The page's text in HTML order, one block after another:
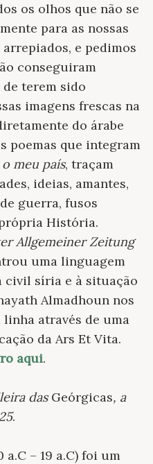
os olhos que não se
para as nossas
e pedimos
conseguiram
terem sido
imagens frescas na
do árabe
poemas que integram
meu país, traçam
ideias, amantes,
guerra, fusos
História.
Allgemeiner Zeitung
uma linguagem
civil síria e à situação
Almadhoun nos
através de uma
da Ars Et Vita.
aqui.
das Geórgicas, a
.
– 19 a.C) foi um